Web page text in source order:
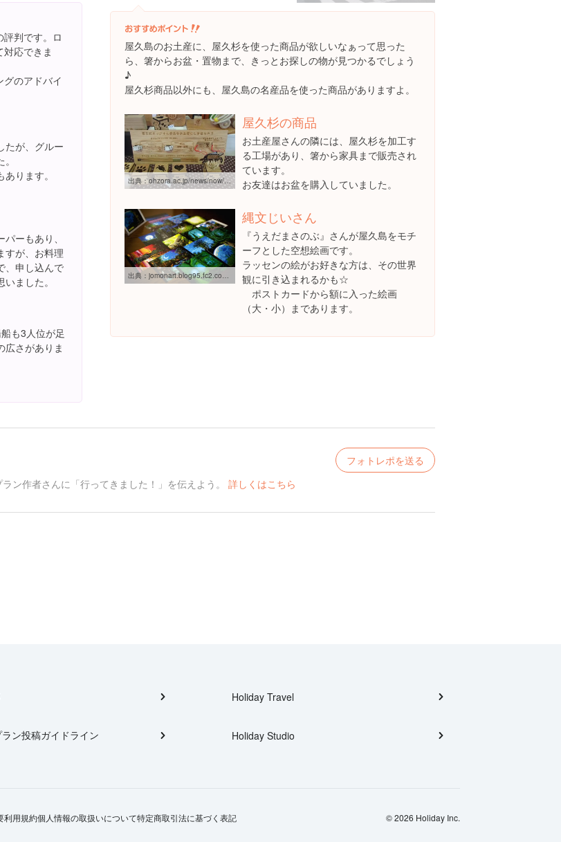
判です。ロ
応できま
のアドバイ
たが、グルー
ります。
ーもあり、
すが、お料理
、申し込んで
ました。
も3人位が足
広さがありま
屋久島のお土産に、屋久杉を使った商品が欲しいなぁって思った
ら、箸からお盆・置物まで、きっとお探しの物が見つかるでしょう
♪
屋久杉商品以外にも、屋久島の名産品を使った商品がありますよ。
出典：ohzora.ac.jp/news/now/post_168.html
屋久杉の商品
お土産屋さんの隣には、屋久杉を加工す
る工場があり、箸から家具まで販売され
ています。
お友達はお盆を購入していました。
出典： jomonart.blog95.fc2.com/blog-entry-392.html
縄文じいさん
『うえだまさのぶ』さんが屋久島をモチ
ーフとした空想絵画です。
ラッセンの絵がお好きな方は、その世界
観に引き込まれるかも☆
ポストカードから額に入った絵画
（大・小）まであります。
フォトレポを送る
ン作者さんに「行ってきました！」を伝えよう。 詳しくはこちら
ン投稿ガイドライン
Holiday Travel
Holiday Studio
利用規約個人情報の取扱いについて特定商取引法に基づく表記 © 2026 Holiday Inc.